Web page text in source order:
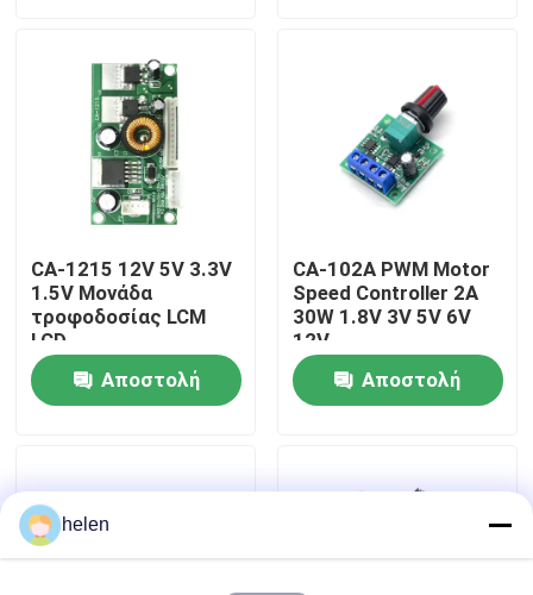
Σχετικά με εμάς
Επισκεψή εργοστασίου
Έλεγχος Ποιότητας
Επικοινωνήστε μαζί μας
Ειδήσεις
Ιστολόγιο
CA-1215 12V 5V 3.3V
1.5V Μονάδα
τροφοδοσίας LCM
LCD
Αποστολή
CA-102A PWM Motor
Speed Controller 2A
30W 1.8V 3V 5V 6V
12V
Αποστολή
helen